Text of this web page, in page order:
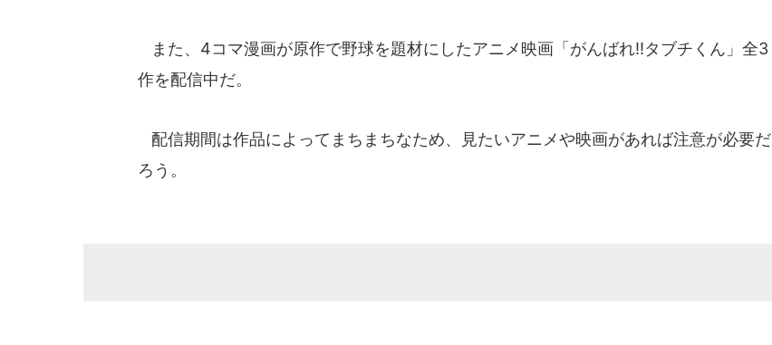
また、4コマ漫画が原作で野球を題材にしたアニメ映画「がんばれ!!タブチくん」全3
作を配信中だ。
配信期間は作品によってまちまちなため、見たいアニメや映画があれば注意が必要だ
ろう。